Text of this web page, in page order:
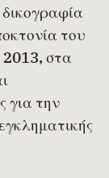
δικογραφία
του
στα
για την